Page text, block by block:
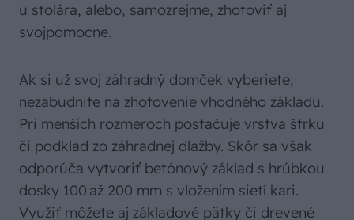
u stolára, alebo, samozrejme, zhotoviť aj
svojpomocne.
Ak si už svoj záhradný domček vyberiete,
nezabudnite na zhotovenie vhodného základu.
Pri menších rozmeroch postačuje vrstva štrku
či podklad zo záhradnej dlažby. Skôr sa však
odporúča vytvoriť betónový základ s hrúbkou
dosky 100 až 200 mm s vložením sietí kari.
Využiť môžete aj základové pätky či drevené